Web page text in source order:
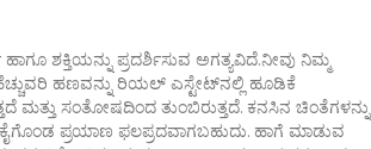
ಶಕ್ತಿಯನ್ನು ಪ್ರದರ್ಶಿಸುವ ಅಗತ್ಯವಿದೆ.ನೀವು ನಿಮ್ಮ
ಹಣವನ್ನು ರಿಯಲ್ ಎಸ್ಟೇಟ್‌ನಲ್ಲಿ ಹೂಡಿಕೆ
ಸಂತೋಷದಿಂದ ತುಂಬಿರುತ್ತದೆ. ಕನಸಿನ ಚಿಂತೆಗಳನ್ನು
ಪ್ರಯಾಣ ಫಲಪ್ರದವಾಗಬಹುದು. ಹಾಗೆ ಮಾಡುವ